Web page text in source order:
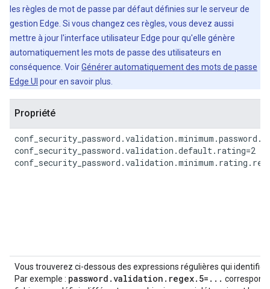
les règles de mot de passe par défaut définies sur le serveur de
gestion Edge. Si vous changez ces règles, vous devez aussi
mettre à jour l'interface utilisateur Edge pour qu'elle génère
automatiquement les mots de passe des utilisateurs en
conséquence. VoirGénérer automatiquement des mots de passe
Edge UI pour en savoir plus.
Propriété
conf_security_password.validation.default.rating=2
Vous trouverez ci-dessous des expressions régulières qui
Par exemple : password.validation.regex. 5=... correspond